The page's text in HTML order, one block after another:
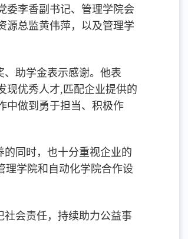
委李香副书记、管理学院会
源总监黄伟萍，以及管理学
助学金表示感谢。他表
现优秀人才,匹配企业提供的
中做到勇于担当、积极作
同时，也十分重视企业的
理学院和自动化学院合作设
会责任，持续助力公益事